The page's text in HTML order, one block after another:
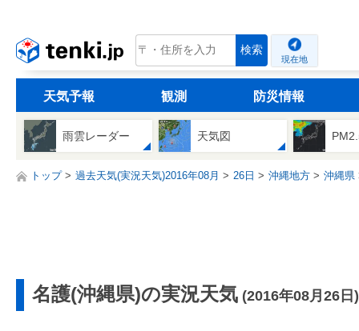
tenki.jp 検索
現在地
天気予報 観測 防災情報
雨雲レーダー 天気図
トップ 過去天気(実況天気)2016年08月 26日 沖縄地方 沖縄県
名護(沖縄県)の実況天気 (2016年08月26日)